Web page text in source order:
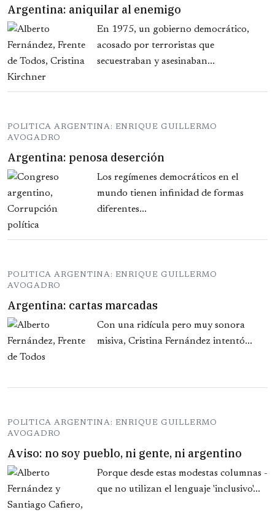
Argentina: aniquilar al enemigo
En 1975, un gobierno democrático,
acosado por terroristas que
secuestraban y asesinaban...
POLITICA ARGENTINA: ENRIQUE GUILLERMO
AVOGADRO
Argentina: penosa deserción
Los regímenes democráticos en el
mundo tienen infinidad de formas
diferentes...
POLITICA ARGENTINA: ENRIQUE GUILLERMO
AVOGADRO
Argentina: cartas marcadas
Con una ridícula pero muy sonora
misiva, Cristina Fernández intentó...
POLITICA ARGENTINA: ENRIQUE GUILLERMO
AVOGADRO
Aviso: no soy pueblo, ni gente, ni argentino
Porque desde estas modestas columnas -
que no utilizan el lenguaje 'inclusivo'...